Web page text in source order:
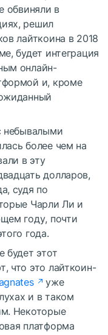
обвиняли в
решил
лайткоина в 2018
будет интеграция
онлайн-
и, кроме
небывалыми
более чем на
в эту
долларов,
судя по
Чарли Ли и
году, почти
года.
будет этот
что это лайткоин-
уже
и в таком
Некоторые
платформа